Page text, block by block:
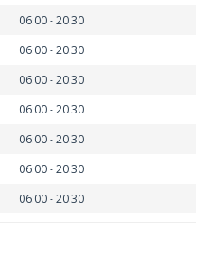
06:00 - 20:30
06:00 - 20:30
06:00 - 20:30
06:00 - 20:30
06:00 - 20:30
06:00 - 20:30
06:00 - 20:30